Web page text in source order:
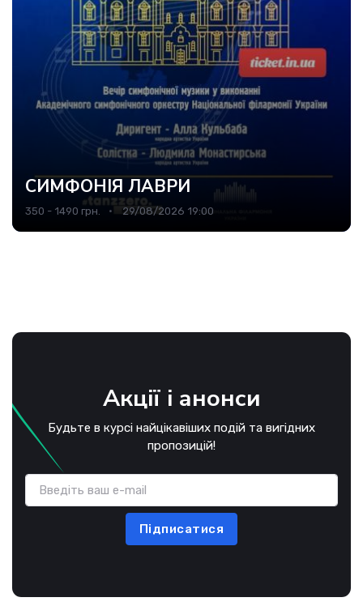
СИМФОНІЯ ЛАВРИ
350 - 1490 грн. 29/08/2026 19:00
Акції і анонси
Будьте в курсі найцікавіших подій та вигідних
пропозицій!
Підписатися